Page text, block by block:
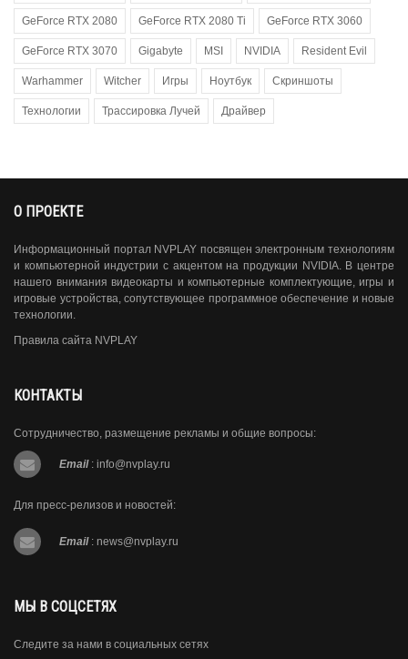
GeForce RTX 2080 GeForce RTX 2080 Ti GeForce RTX 3060
GeForce RTX 3070 Gigabyte MSI NVIDIA Resident Evil
Warhammer Witcher Игры Ноутбук Скриншоты
Технологии Трассировка Лучей Драйвер
О ПРОЕКТЕ
Информационный портал NVPLAY посвящен электронным технологиям
и компьютерной индустрии с акцентом на продукции NVIDIA. В центре
нашего внимания видеокарты и компьютерные комплектующие, игры и
игровые устройства, сопутствующее программное обеспечение и новые
технологии.
Правила сайта NVPLAY
КОНТАКТЫ
Сотрудничество, размещение рекламы и общие вопросы:
Email : info@nvplay.ru
Для пресс-релизов и новостей:
Email : news@nvplay.ru
МЫ В СОЦСЕТЯХ
Следите за нами в социальных сетях